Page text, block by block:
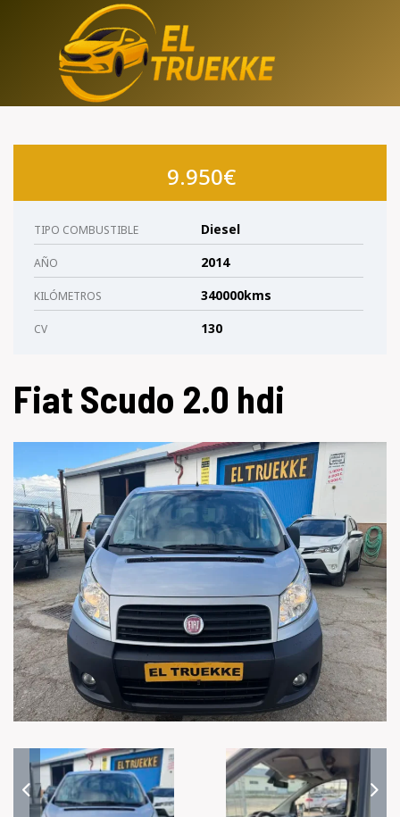
contenido
9.950€
TIPO COMBUSTIBLE Diesel
AÑO 2014
KILÓMETROS 340000kms
CV 130
Fiat Scudo 2.0 hdi